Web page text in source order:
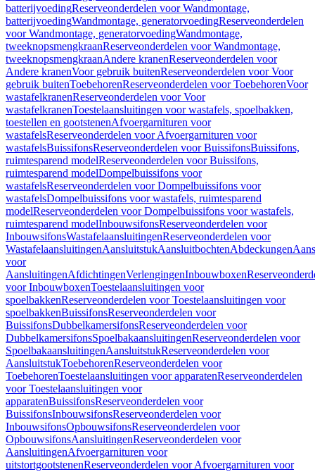
batterijvoedingReserveonderdelen voor Wandmontage,
batterijvoedingWandmontage, generatorvoedingReserveonderdelen
voor Wandmontage, generatorvoedingWandmontage,
tweeknopsmengkraanReserveonderdelen voor Wandmontage,
tweeknopsmengkraanAndere kranenReserveonderdelen voor
Andere kranenVoor gebruik buitenReserveonderdelen voor Voor
gebruik buitenToebehorenReserveonderdelen voor ToebehorenVoor
wastafelkranenReserveonderdelen voor Voor
wastafelkranenToestelaansluitingen voor wastafels, spoelbakken,
toestellen en gootstenenAfvoergarnituren voor
wastafelsReserveonderdelen voor Afvoergarnituren voor
wastafelsBuissifonsReserveonderdelen voor BuissifonsBuissifons,
ruimtesparend modelReserveonderdelen voor Buissifons,
ruimtesparend modelDompelbuissifons voor
wastafelsReserveonderdelen voor Dompelbuissifons voor
wastafelsDompelbuissifons voor wastafels, ruimtesparend
modelReserveonderdelen voor Dompelbuissifons voor wastafels,
ruimtesparend modelInbouwsifonsReserveonderdelen voor
InbouwsifonsWastafelaansluitingenReserveonderdelen voor
WastafelaansluitingenAansluitstukAansluitbochtenAbdeckungen
voor
AansluitingenAfdichtingenVerlengingenInbouwboxen
voor InbouwboxenToestelaansluitingen voor
spoelbakkenReserveonderdelen voor Toestelaansluitingen voor
spoelbakkenBuissifonsReserveonderdelen voor
BuissifonsDubbelkamersifonsReserveonderdelen voor
DubbelkamersifonsSpoelbakaansluitingenReserveonderdelen voor
SpoelbakaansluitingenAansluitstukReserveonderdelen voor
AansluitstukToebehorenReserveonderdelen voor
ToebehorenToestelaansluitingen voor apparatenReserveonderdelen
voor Toestelaansluitingen voor
apparatenBuissifonsReserveonderdelen voor
BuissifonsInbouwsifonsReserveonderdelen voor
InbouwsifonsOpbouwsifonsReserveonderdelen voor
OpbouwsifonsAansluitingenReserveonderdelen voor
AansluitingenAfvoergarnituren voor
uitstortgootstenenReserveonderdelen voor Afvoergarnituren voor